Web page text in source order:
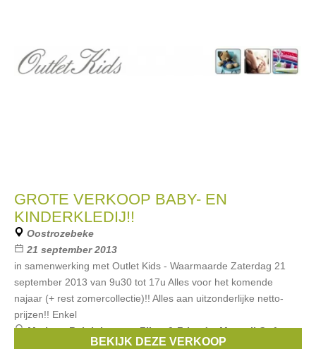
GROTE VERKOOP BABY- EN
KINDERKLEDIJ!!
Oostrozebeke
21 september 2013
in samenwerking met Outlet Kids - Waarmaarde Zaterdag 21
september 2013 van 9u30 tot 17u Alles voor het komende
najaar (+ rest zomercollectie)!! Alles aan uitzonderlijke netto-
prijzen!! Enkel
Merken:Ralph Lauren,Filou & Friends,Mexx,Il Gufo,
BEKIJK DEZE VERKOOP